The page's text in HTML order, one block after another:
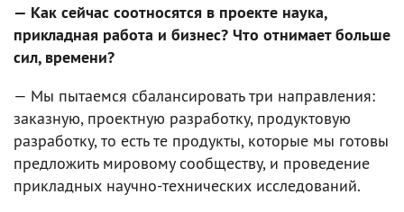
— Как сейчас соотносятся в проекте наука,
прикладная работа и бизнес? Что отнимает больше
сил, времени?
— Мы пытаемся сбалансировать три направления:
заказную, проектную разработку, продуктовую
разработку, то есть те продукты, которые мы готовы
предложить мировому сообществу, и проведение
прикладных научно-технических исследований.